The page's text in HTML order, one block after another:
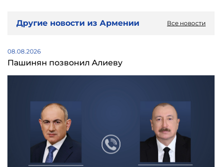
Другие новости из Армении Все новости
08.08.2026
Пашинян позвонил Алиеву